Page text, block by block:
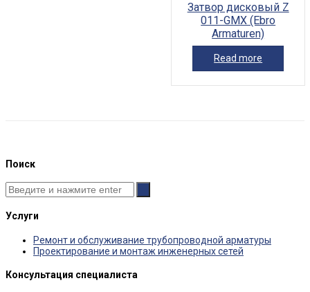
Затвор дисковый Z
011-GMX (Ebro
Armaturen)
Read more
Поиск
Услуги
Ремонт и обслуживание трубопроводной арматуры
Проектирование и монтаж инженерных сетей
Консультация специалиста